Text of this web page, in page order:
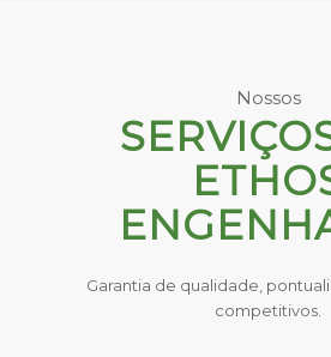
Nossos
Garantia de qualidade,
competitivos.